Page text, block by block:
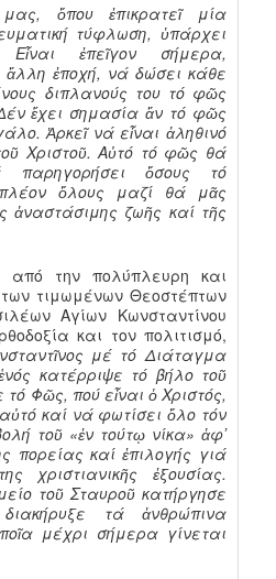
ὅπου ἐπικρατεῖ μία
τύφλωση, ὑπάρχει
ἐπεῖγον σήμερα,
ἄλλη ἐποχή, νά δώσει κάθε
διπλανούς του τό φῶς
ἔχει σημασία ἄν τό φῶς
Ἀρκεῖ νά εἶναι ἀληθινό
Χριστοῦ. Αὐτό τό φῶς θά
παρηγορήσει ὅσους τό
ὅλους μαζί θά μᾶς
ἀναστάσιμης ζωῆς καί τῆς
την πολύπλευρη και
τιμωμένων Θεοστέπτων
Αγίων Κωνσταντίνου
και τον πολιτισμό,
μέ τό Διάταγμα
κατέρριψε τό βήλο τοῦ
Φῶς, πού εἶναι ὁ Χριστός,
καί νά φωτίσει ὅλο τόν
τοῦ «ἐν τούτῳ νίκα» ἀφʼ
πορείας καί ἐπιλογής γιά
χριστιανικῆς ἐξουσίας.
τοῦ Σταυροῦ κατήργησε
τά ἀνθρώπινα
μέχρι σήμερα γίνεται